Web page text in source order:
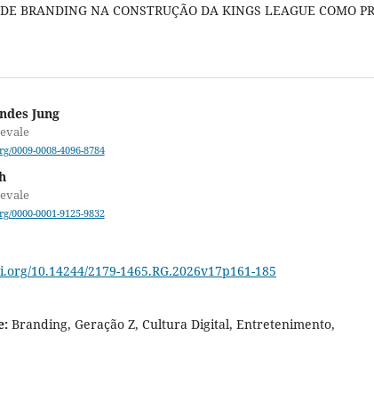
BRANDING NA CONSTRUÇÃO DA KINGS LEAGUE COMO
Jung
0009-0008-4096-8784
0000-0001-9125-9832
10.14244/2179-1465.RG.2026v17p161-185
Branding, Geração Z, Cultura Digital, Entretenimento,